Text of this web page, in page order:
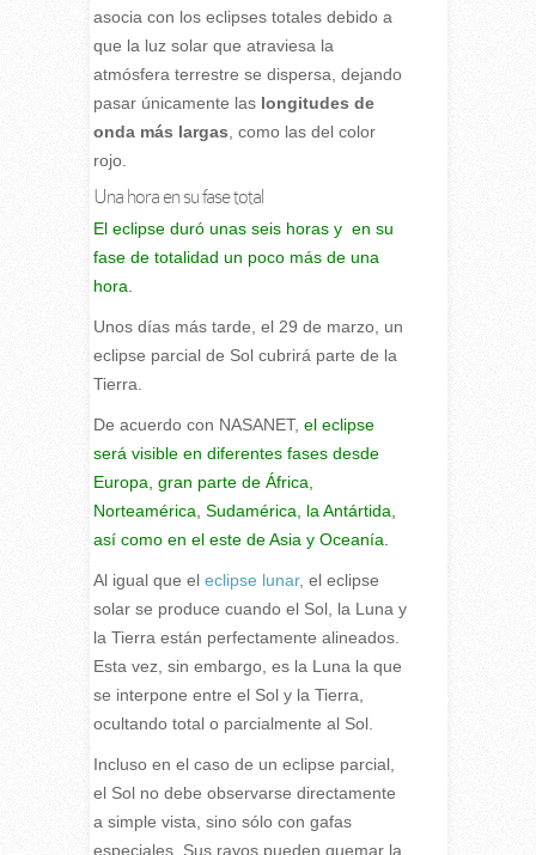
asocia con los eclipses totales debido a
que la luz solar que atraviesa la
atmósfera terrestre se dispersa, dejando
pasar únicamente laslongitudes de
onda más largas , como las del color
rojo.
Una hora en su fase total
El eclipse duró unas seis horas y en su
fase de totalidad un poco más de una
hora.
Unos días más tarde, el 29 de marzo, un
eclipse parcial de Sol cubrirá parte de la
Tierra.
De acuerdo con NASANET, el eclipse
será visible en diferentes fases desde
Europa, gran parte de África,
Norteamérica, Sudamérica, la Antártida,
así como en el este de Asia y Oceanía.
Al igual que el eclipse lunar, el eclipse
solar se produce cuando el Sol, la Luna y
la Tierra están perfectamente alineados.
Esta vez, sin embargo, es la Luna la que
se interpone entre el Sol y la Tierra,
ocultando total o parcialmente al Sol.
Incluso en el caso de un eclipse parcial,
el Sol no debe observarse directamente
a simple vista, sino sólo con gafas
especiales. Sus rayos pueden quemar la